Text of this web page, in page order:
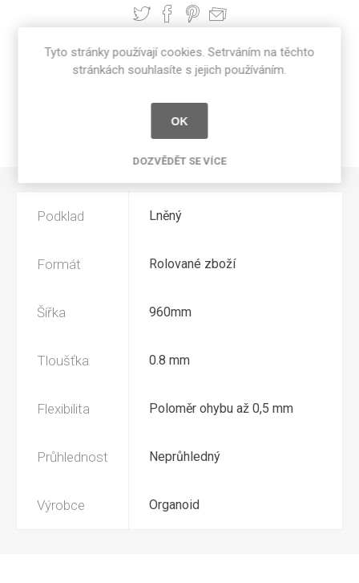
SPECIFIKACE PRODUKTU
RECENZE
Podklad Lněný
Formát Rolované zboží
Šířka 960mm
Tloušťka 0.8 mm
Flexibilita Poloměr ohybu až 0,5 mm
Průhlednost Neprůhledný
Výrobce Organoid
Tyto stránky používají cookies. Setrváním na těchto
stránkách souhlasíte s jejich používáním.
OK
DOZVĚDĚT SE VÍCE